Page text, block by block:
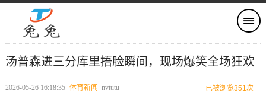
汤普森进三分库里捂脸瞬间，现场爆笑全场狂欢
2026-05-26 16:18:35 体育新闻 nvtutu 已被浏览351次